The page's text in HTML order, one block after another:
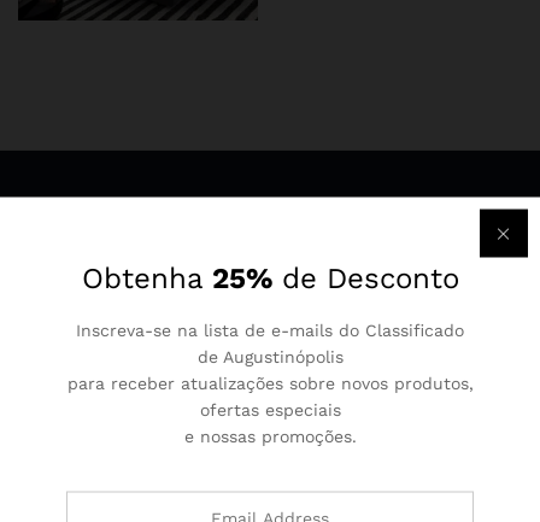
Assine para receber informações sobre produtos e cupons
Obtenha 25% de Desconto
Inscreva-se na lista de e-mails do Classificado
de Augustinópolis
para receber atualizações sobre novos produtos,
ofertas especiais
e nossas promoções.